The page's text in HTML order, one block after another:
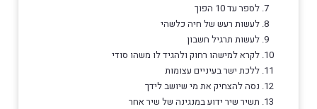
לספר עד 10 הפוך
לעשות רעש של חיה כלשהי
לעשות תרגיל חשבון
לקרא למישהו רחוק ולהגיד לו משהו סודי
ללכת ישר בעיניים עצומות
נסה להצחיק את מי שיושב לידך
תשיר שיר ידוע במנגינה של שיר אחר